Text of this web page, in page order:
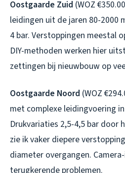
Oostgaarde Zuid (WOZ
leidingen uit de jaren 80-2000
4 bar. Verstoppingen meestal
DIY-methoden werken hier
zettingen bij nieuwbouw op
Oostgaarde Noord (WOZ
met complexe leidingvoering
Drukvariaties 2,5-4,5 bar door
zie ik vaker diepere
diameter overgangen.
terugkerende problemen.